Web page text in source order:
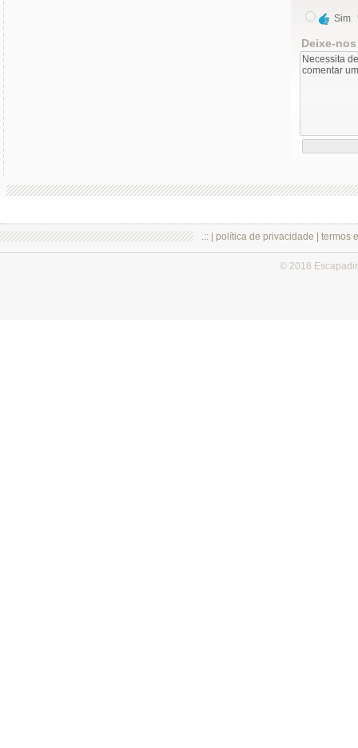
Sim
Deixe-
.:: | política de privacidade termos
© 2018